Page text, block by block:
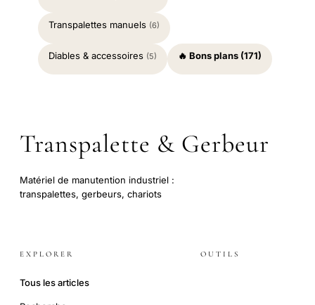
Transpalettes manuels (6)
Diables & accessoires (5) 🔥 Bons plans (171)
Transpalette & Gerbeur
Matériel de manutention industriel :
transpalettes, gerbeurs, chariots
EXPLORER
Tous les articles
OUTILS